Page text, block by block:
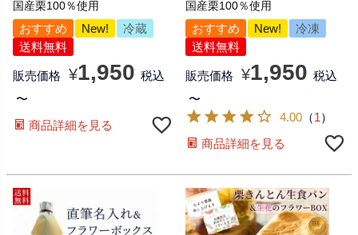
国産栗100％使用
おすすめ New!
冷蔵
送料無料
販売価格 ¥1,950 税込
〜
商品詳細を見る
国産栗100％使用
おすすめ New!
冷凍
送料無料
販売価格 ¥1,950 税込
〜
4.00 （1）
商品詳細を見る